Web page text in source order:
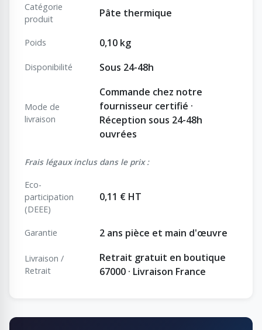
Catégorie
produit
Pâte thermique
Poids 0,10 kg
Disponibilité Sous 24-48h
Mode de
livraison
Commande chez notre
fournisseur certifié ·
Réception sous 24-48h
ouvrées
Frais légaux inclus dans le prix :
Eco-
participation
(DEEE)
0,11 € HT
Garantie 2 ans pièce et main d'œuvre
Livraison /
Retrait
Retrait gratuit en boutique
67000 · Livraison France